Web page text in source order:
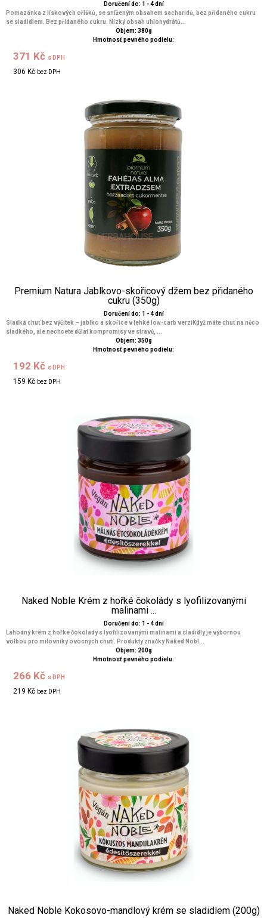
Doručení do: 1 - 4 dní
Pomazánka z lískových oříšků, se sníženým obsahem sacharidů, bez přidaného cukru
se sladidlem. Bez přidaného cukru. Nízký obsah uhlohydrátů...
Objem: 380g
Hmotnosť pevného podielu:
371 Kč s DPH
306 Kč bez DPH
Premium Natura Jablkovo-skořicový džem bez přidaného
cukru (350g)
Doručení do: 1 - 4 dní
Sladká chuť bez výčitek – jablko a skořice v lehké low-carb verziKdyž máte chuť na něco
sladkého, ale nechcete dělat kompromisy ve stravě, ...
Objem: 350g
Hmotnosť pevného podielu:
192 Kč s DPH
159 Kč bez DPH
Naked Noble Krém z hořké čokolády s lyofilizovanými
malinami ...
Doručení do: 1 - 4 dní
Lahodný krém z hořké čokolády s lyofilizovanými malinami a sladidly je výbornou
volbou pro milovníky ovocných chutí. Produkty značky Naked Nobl...
Objem: 200g
Hmotnosť pevného podielu:
266 Kč s DPH
219 Kč bez DPH
Naked Noble Kokosovo-mandlový krém se sladidlem (200g)